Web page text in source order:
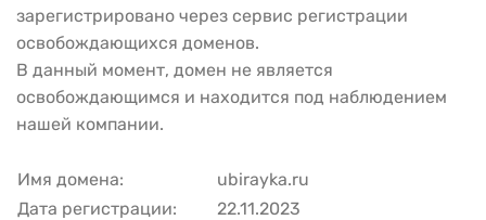
зарегистрировано через сервис регистрации
освобождающихся доменов.
В данный момент, домен не является
освобождающимся и находится под наблюдением
нашей компании.
Имя домена:
ubirayka.ru
Дата регистрации:
22.11.2023